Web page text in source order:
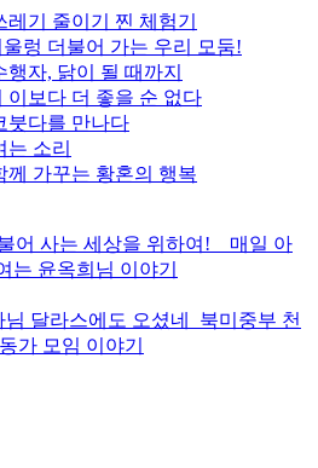
레기 줄이기 찐 체험기
울렁 더불어 가는 우리 모둠!
행자, 닭이 될 때까지
이보다 더 좋을 순 없다
붓다를 만나다
는 소리
께 가꾸는 황혼의 행복
어 사는 세상을 위하여! _ 매일 아
는 윤옥희님 이야기
달라스에도 오셨네_북미중부 천
가 모임 이야기